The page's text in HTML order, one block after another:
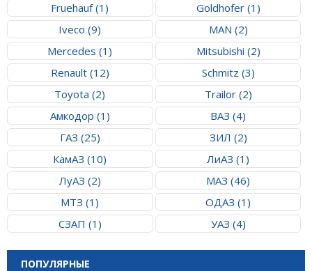
Fruehauf (1)
Goldhofer (1)
Iveco (9)
MAN (2)
Mercedes (1)
Mitsubishi (2)
Renault (12)
Schmitz (3)
Toyota (2)
Trailor (2)
Амкодор (1)
ВАЗ (4)
ГАЗ (25)
ЗИЛ (2)
КамАЗ (10)
ЛиАЗ (1)
ЛуАЗ (2)
МАЗ (46)
МТЗ (1)
ОДАЗ (1)
СЗАП (1)
УАЗ (4)
ПОПУЛЯРНЫЕ